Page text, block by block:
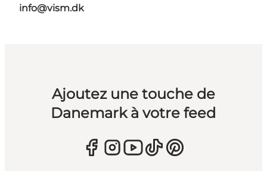
info@vism.dk
Ajoutez une touche de
Danemark à votre feed